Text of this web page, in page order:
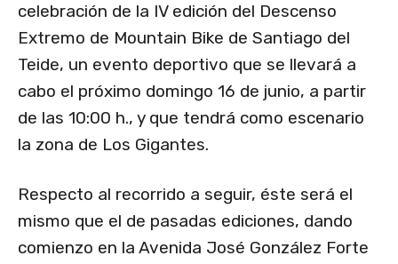
celebración de la IV edición del Descenso
Extremo de Mountain Bike de Santiago del
Teide, un evento deportivo que se llevará a
cabo el próximo domingo 16 de junio, a partir
de las 10:00 h., y que tendrá como escenario
la zona de Los Gigantes.
Respecto al recorrido a seguir, éste será el
mismo que el de pasadas ediciones, dando
comienzo en la Avenida José González Forte